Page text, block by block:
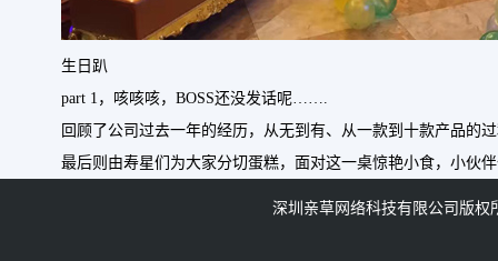
生日趴
part 1，咳咳咳，BOSS还没发话呢…….
回顾了公司过去一年的经历，从无到有、从一款到十款产品的
最后则由寿星们为大家分切蛋糕，面对这一桌惊艳小食，小伙
深圳亲草网络科技有限公司版